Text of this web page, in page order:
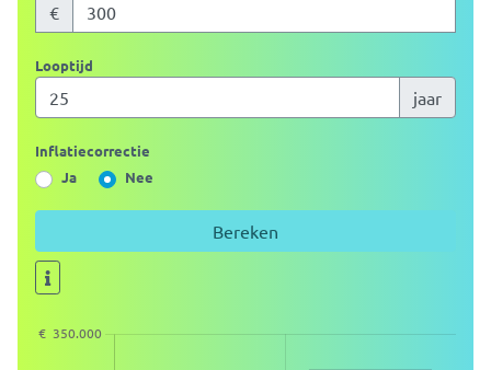
€
Looptijd
jaar
Inflatiecorrectie
Ja
Nee
Bereken